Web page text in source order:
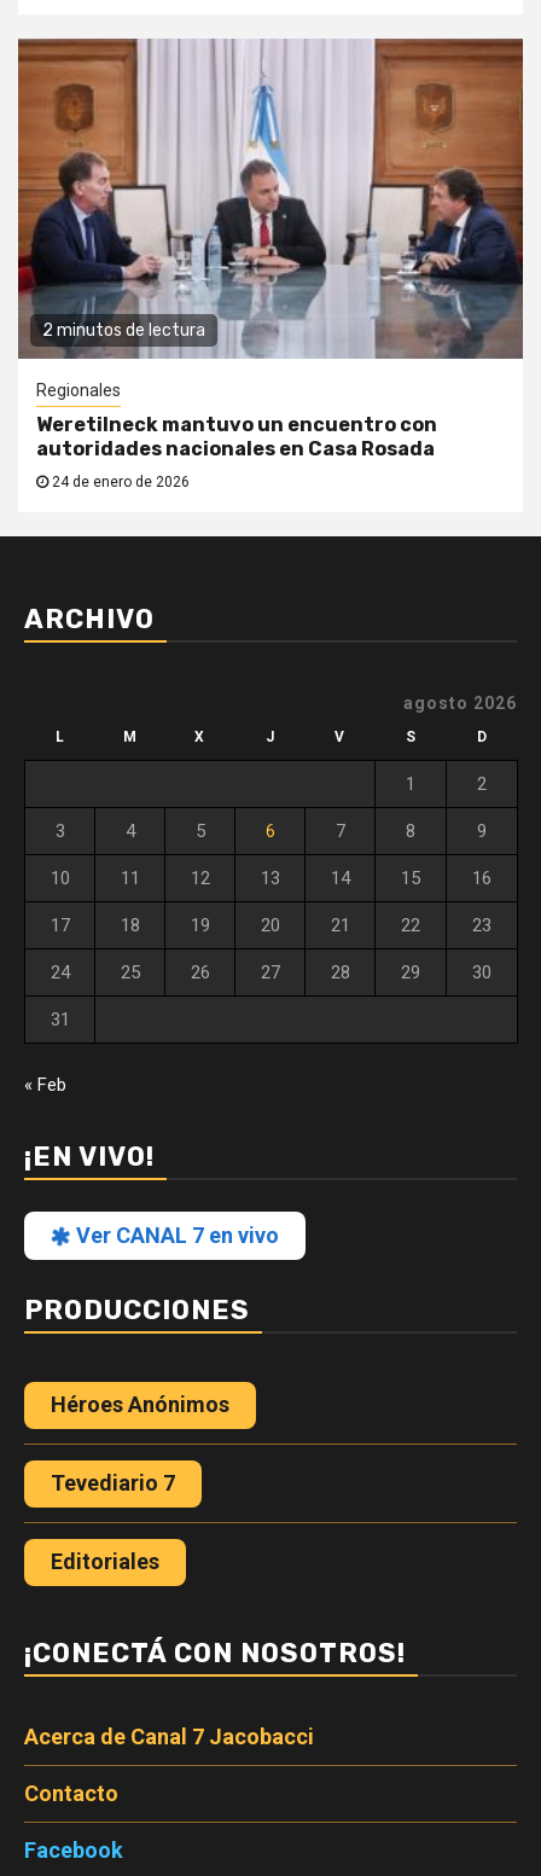
2 minutos de lectura
Regionales
Weretilneck mantuvo un encuentro con
autoridades nacionales en Casa Rosada
24 de enero de 2026
ARCHIVO
agosto 2026
L M X J V S D
1 2
3 4 5 6 7 8 9
10 11 12 13 14 15 16
17 18 19 20 21 22 23
24 25 26 27 28 29 30
31
« Feb
¡EN VIVO!
Ver CANAL 7 en vivo
PRODUCCIONES
Héroes Anónimos
Tevediario 7
Editoriales
¡CONECTÁ CON NOSOTROS!
Acerca de Canal 7 Jacobacci
Contacto
Facebook